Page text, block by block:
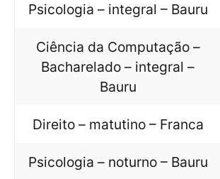
Psicologia – integral – Bauru
Ciência da Computação –
Bacharelado – integral –
Bauru
Direito – matutino – Franca
Psicologia – noturno – Bauru